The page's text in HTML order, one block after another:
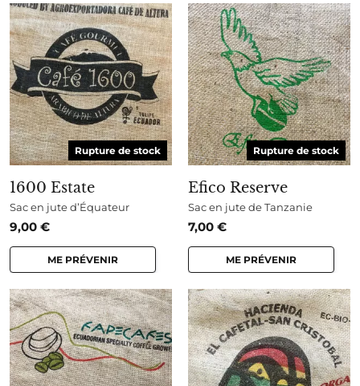
Rupture de stock
1600 Estate
Sac en jute d’Équateur
9,00 €
ME PRÉVENIR
Rupture de stock
Efico Reserve
Sac en jute de Tanzanie
7,00 €
ME PRÉVENIR